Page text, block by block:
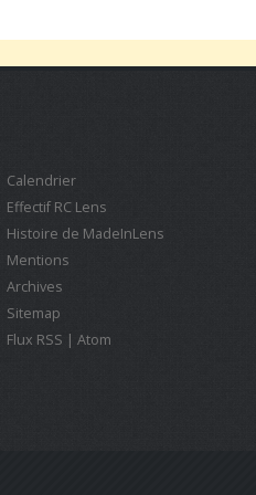
Calendrier
Effectif RC Lens
Histoire de MadeInLens
Mentions
Archives
Sitemap
Flux RSS | Atom